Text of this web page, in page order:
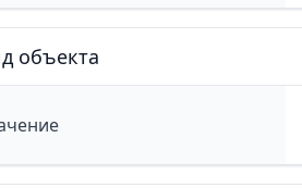
объекта